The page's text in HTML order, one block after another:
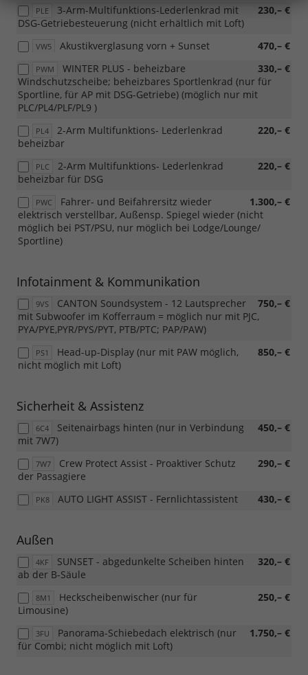
PLE 230,– €
3-Arm-Multifunktions-Lederlenkrad mit
DSG-Getriebesteuerung (nicht erhältlich mit Loft)
VW5 470,– €
Akustikverglasung vorn + Sunset
PWM 330,– €
WINTER PLUS - beheizbare
Windschutzscheibe; beheizbares Sportlenkrad (nur für
Sportline, für AP mit DSG-Getriebe) (möglich nur mit
PLC/PL4/PLF/PL9 )
PL4 220,– €
2-Arm Multifunktions- Lederlenkrad
beheizbar
PLC 220,– €
2-Arm Multifunktions- Lederlenkrad
beheizbar für DSG
PWC 1.300,– €
Fahrer- und Beifahrersitz wieder
elektrisch verstellbar, Außensp. Spiegel wieder (nicht
möglich bei PST/PSU, nur möglich bei Lodge/Lounge/
Sportline)
Infotainment & Kommunikation
9VS 750,– €
CANTON Soundsystem - 12 Lautsprecher
mit Subwoofer im Kofferraum = möglich nur mit PJC,
PYA/PYE,PYR/PYS/PYT, PTB/PTC; PAP/PAW)
PS1 850,– €
Head-up-Display (nur mit PAW möglich,
nicht möglich mit Loft)
Sicherheit & Assistenz
6C4 450,– €
Seitenairbags hinten (nur in Verbindung
mit 7W7)
7W7 290,– €
Crew Protect Assist - Proaktiver Schutz
der Passagiere
PK8 430,– €
AUTO LIGHT ASSIST - Fernlichtassistent
Außen
4KF 320,– €
SUNSET - abgedunkelte Scheiben hinten
ab der B-Säule
8M1 250,– €
Heckscheibenwischer (nur für
Limousine)
3FU 1.750,– €
Panorama-Schiebedach elektrisch (nur
für Combi; nicht möglich mit Loft)